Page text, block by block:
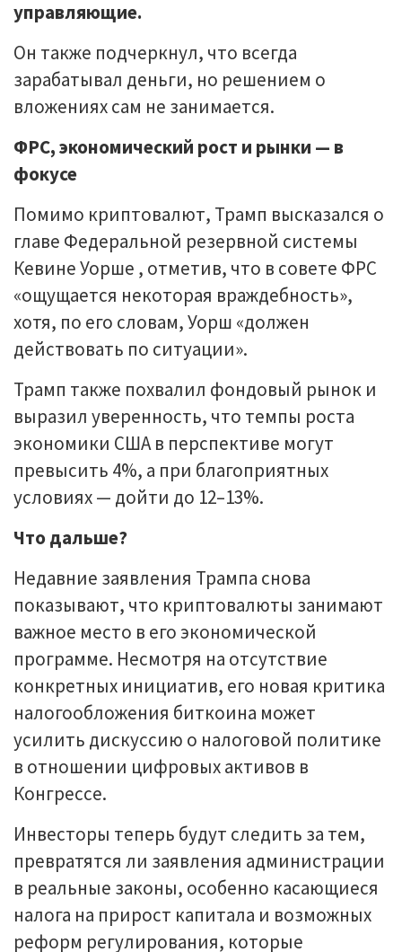
управляющие.
Он также подчеркнул, что всегда
зарабатывал деньги, но решением о
вложениях сам не занимается.
ФРС, экономический рост и рынки — в
фокусе
Помимо криптовалют, Трамп высказался о
главе Федеральной резервной системы
Кевине Уорше , отметив, что в совете ФРС
«ощущается некоторая враждебность»,
хотя, по его словам, Уорш «должен
действовать по ситуации».
Трамп также похвалил фондовый рынок и
выразил уверенность, что темпы роста
экономики США в перспективе могут
превысить 4%, а при благоприятных
условиях — дойти до 12–13%.
Что дальше?
Недавние заявления Трампа снова
показывают, что криптовалюты занимают
важное место в его экономической
программе. Несмотря на отсутствие
конкретных инициатив, его новая критика
налогообложения биткоина может
усилить дискуссию о налоговой политике
в отношении цифровых активов в
Конгрессе.
Инвесторы теперь будут следить за тем,
превратятся ли заявления администрации
в реальные законы, особенно касающиеся
налога на прирост капитала и возможных
реформ регулирования, которые